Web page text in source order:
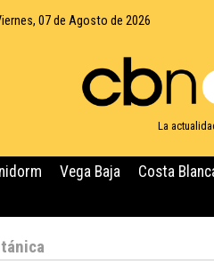
07 de Agosto de 2026
La
Vega Baja Costa